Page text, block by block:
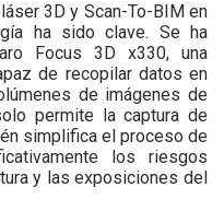
3D y Scan-To-BIM en
ha sido clave. Se ha
Focus 3D x330, una
de recopilar datos en
de imágenes de
permite la captura de
simplifica el proceso de
los riesgos
y las exposiciones del